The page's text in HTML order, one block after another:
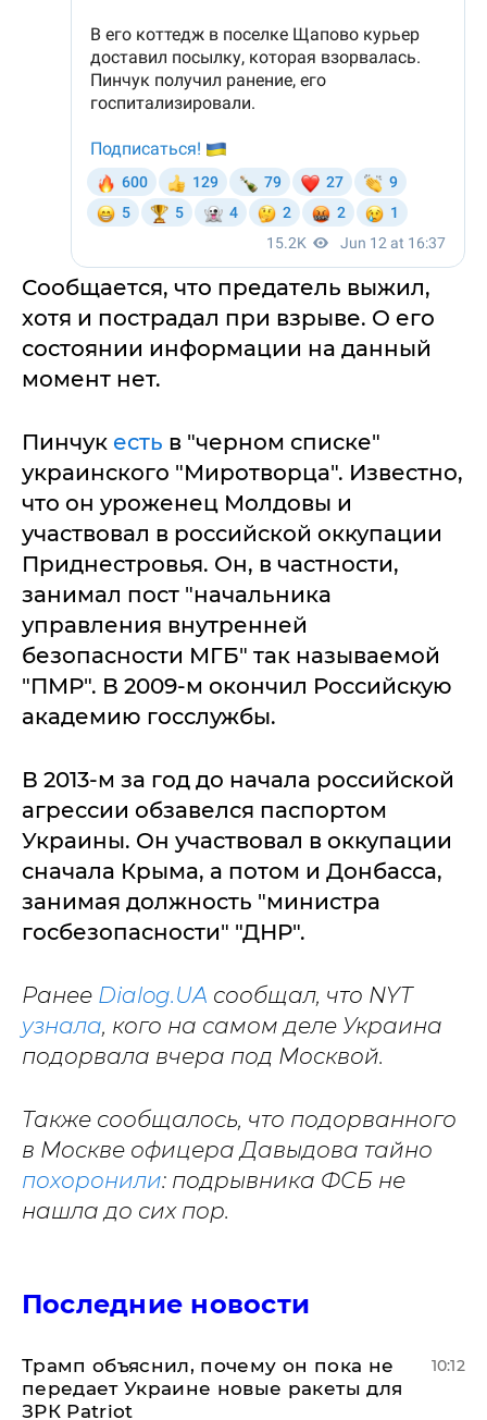
Сообщается, что предатель выжил,
хотя и пострадал при взрыве. О его
состоянии информации на данный
момент нет.
Пинчук есть в "черном списке"
украинского "Миротворца". Известно,
что он уроженец Молдовы и
участвовал в российской оккупации
Приднестровья. Он, в частности,
занимал пост "начальника
управления внутренней
безопасности МГБ" так называемой
"ПМР". В 2009-м окончил Российскую
академию госслужбы.
В 2013-м за год до начала российской
агрессии обзавелся паспортом
Украины. Он участвовал в оккупации
сначала Крыма, а потом и Донбасса,
занимая должность "министра
госбезопасности" "ДНР".
Ранее Dialog.UA сообщал, что NYT
узнала, кого на самом деле Украина
подорвала вчера под Москвой.
Также сообщалось, что подорванного
в Москве офицера Давыдова тайно
похоронили: подрывника ФСБ не
нашла до сих пор.
Последние новости
Трамп объяснил, почему он пока не
передает Украине новые ракеты для
ЗРК Patriot
10:12